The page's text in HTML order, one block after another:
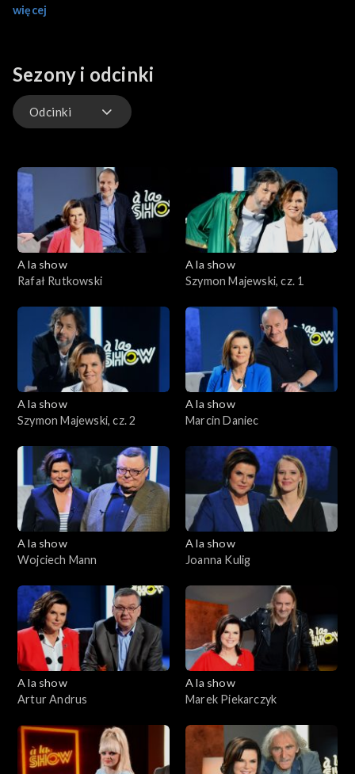
bardzo kobiety cenią makijaż. Dlaczego do swojej drużyny nie
więcej
Sezony i odcinki
Odcinki
A la show
Rafał Rutkowski
A la show
Szymon Majewski, cz. 1
A la show
Szymon Majewski, cz. 2
A la show
Marcin Daniec
A la show
Wojciech Mann
A la show
Joanna Kulig
A la show
Artur Andrus
A la show
Marek Piekarczyk